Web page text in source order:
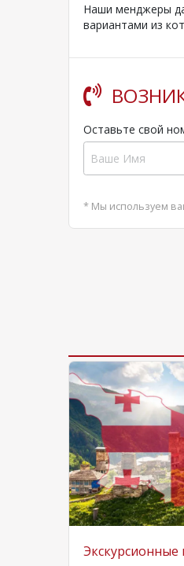
Наши менджеры
вариантами из
Оставьте свой
* Мы используем